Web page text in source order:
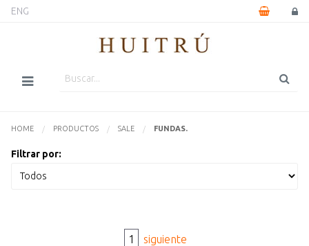
ENG
HOME PRODUCTOS SALE ACTUALMENTE:
FUNDAS.
Filtrar por:
1 siguiente